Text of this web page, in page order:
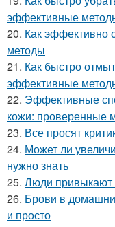
эффективные
20. Как эффективно
методы
21. Как быстро
эффективные
22. Эффективные
кожи: проверенные
23. Все просят
24. Может ли
нужно знать
25. Люди привыкают
26. Брови в
и просто